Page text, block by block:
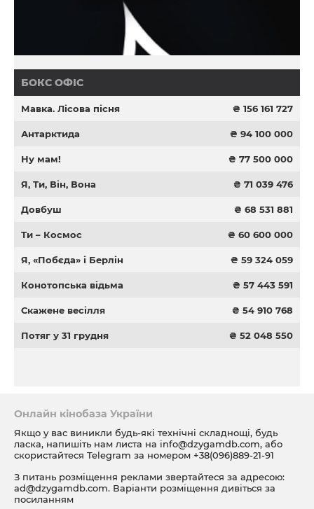
БОКС ОФІС
Мавка. Лісова пісня ₴ 156 161 727
Антарктида ₴ 94 100 000
Ну мам! ₴ 77 500 000
Я, Ти, Він, Вона ₴ 71 039 476
Довбуш ₴ 68 531 881
Ти – Космос ₴ 60 600 000
Я, «Побєда» і Берлін ₴ 59 324 059
Конотопська відьма ₴ 57 443 591
Скажене весілля ₴ 54 910 768
Потяг у 31 грудня ₴ 52 048 550
Онлайн кінобаза України
Якщо у вас виникли будь-які технічні складнощі, будь
ласка, напишіть нам листа на info@dzygamdb.com, або
скористайтеся Telegram за номером +38(096)889-21-91
З питань розміщення реклами звертайтеся за адресою:
ad@dzygamdb.com. Варіанти розміщення дивіться за
посиланням